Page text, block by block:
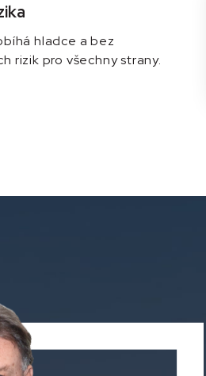
hladce a bez
rizik pro všechny strany.